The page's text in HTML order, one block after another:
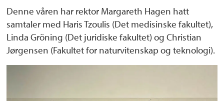
Denne våren har rektor Margareth Hagen hatt
samtaler med Haris Tzoulis (Det medisinske fakultet),
Linda Gröning (Det juridiske fakultet) og Christian
Jørgensen (Fakultet for naturvitenskap og teknologi).